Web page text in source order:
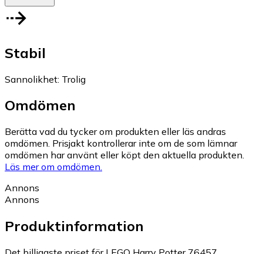
Stabil
Sannolikhet: Trolig
Omdömen
Berätta vad du tycker om produkten eller läs andras
omdömen. Prisjakt kontrollerar inte om de som lämnar
omdömen har använt eller köpt den aktuella produkten.
Läs mer om omdömen.
Annons
Annons
Produktinformation